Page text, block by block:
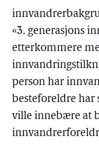
«3. generasjons
etterkommere
person har
besteforeldre
ville innebære at